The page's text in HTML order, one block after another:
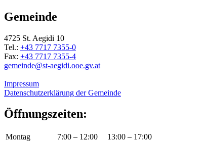
Gemeinde
4725 St. Aegidi 10
Tel.: +43 7717 7355-0
Fax: +43 7717 7355-4
gemeinde@st-aegidi.ooe.gv.at
Impressum
Datenschutzerklärung der Gemeinde
Öffnungszeiten:
Montag 7:00 – 12:00
13:00 – 17:00